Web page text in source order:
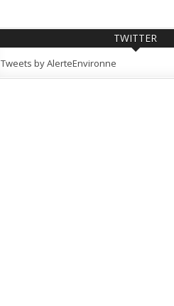
TWITTER
Tweets by AlerteEnvironne